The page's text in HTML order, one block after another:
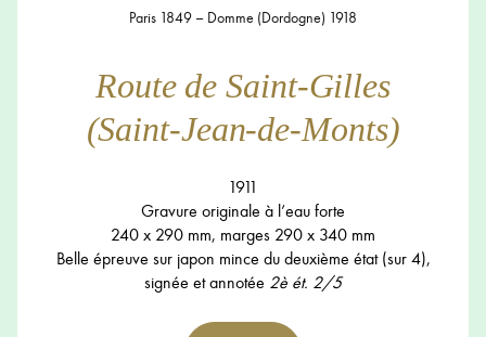
Paris 1849 – Domme (Dordogne) 1918
Route de Saint-Gilles
(Saint-Jean-de-Monts)
1911
Gravure originale à l’eau forte
240 x 290 mm, marges 290 x 340 mm
Belle épreuve sur japon mince du deuxième état (sur 4),
signée et annotée 2è ét. 2/5